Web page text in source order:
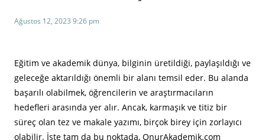
Ağustos 12, 2023 9:26 pm
Eğitim ve akademik dünya, bilginin üretildiği, paylaşıldığı ve
geleceğe aktarıldığı önemli bir alanı temsil eder. Bu alanda
başarılı olabilmek, öğrencilerin ve araştırmacıların
hedefleri arasında yer alır. Ancak, karmaşık ve titiz bir
süreç olan tez ve makale yazımı, birçok birey için zorlayıcı
olabilir. İşte tam da bu noktada, OnurAkademik.com